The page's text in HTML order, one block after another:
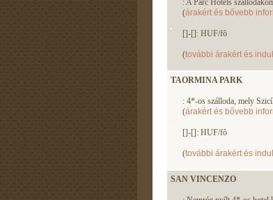
: A Parc Hotels
(árakért és bővebb
[]-[]: HUF/fô
(további árakért és
TAORMINA PARK
: 4*-os szálloda, mely
(árakért és bővebb
[]-[]: HUF/fô
(további árakért és
SAN VINCENZO